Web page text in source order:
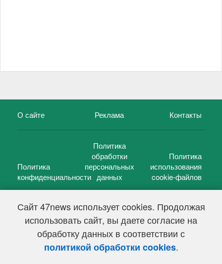
Сайт 47news использует cookies. Продолжая
использовать сайт, вы даете согласие на
обработку данных в соответствии с
политикой обработки cookies.
О сайте Реклама Контакты
Политика
конфиденциальности
Политика
обработки
персональных
данных
Политика
использования
cookie-файлов
47 новостей (47 news)2005 — 2026 г.
Свидетельство о регистрации СМИ Эл № ФС 77-39848, выдано
Федеральной службой по надзору в сфере связи,
информационных технологий и массовых коммуникаций